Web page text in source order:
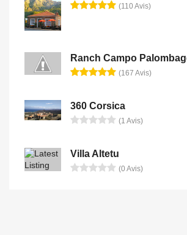
(110 Avis)
Ranch Campo
(167 Avis)
360 Corsica
(1 Avis)
Villa Altetu
(0 Avis)